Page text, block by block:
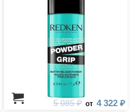
5 085 ₽ от 4 322 ₽